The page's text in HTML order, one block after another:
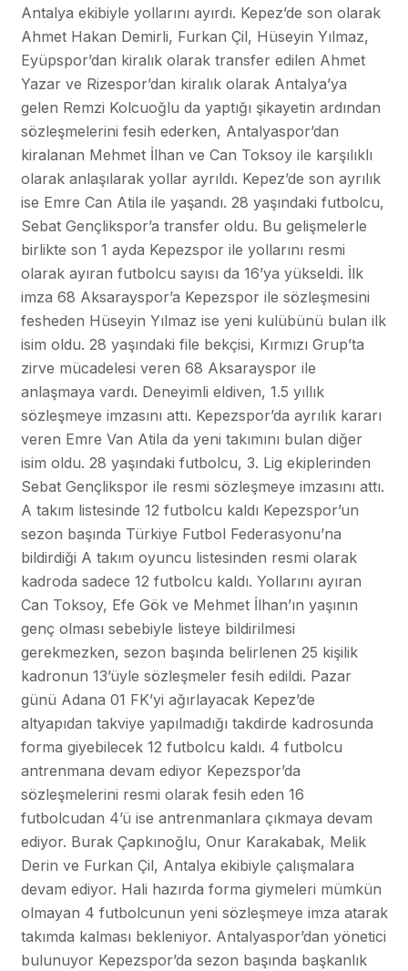
Antalya ekibiyle yollarını ayırdı. Kepez’de son olarak
Ahmet Hakan Demirli, Furkan Çil, Hüseyin Yılmaz,
Eyüpspor’dan kiralık olarak transfer edilen Ahmet
Yazar ve Rizespor’dan kiralık olarak Antalya’ya
gelen Remzi Kolcuoğlu da yaptığı şikayetin ardından
sözleşmelerini fesih ederken, Antalyaspor’dan
kiralanan Mehmet İlhan ve Can Toksoy ile karşılıklı
olarak anlaşılarak yollar ayrıldı. Kepez’de son ayrılık
ise Emre Can Atila ile yaşandı. 28 yaşındaki futbolcu,
Sebat Gençlikspor’a transfer oldu. Bu gelişmelerle
birlikte son 1 ayda Kepezspor ile yollarını resmi
olarak ayıran futbolcu sayısı da 16’ya yükseldi. İlk
imza 68 Aksarayspor’a Kepezspor ile sözleşmesini
fesheden Hüseyin Yılmaz ise yeni kulübünü bulan ilk
isim oldu. 28 yaşındaki file bekçisi, Kırmızı Grup’ta
zirve mücadelesi veren 68 Aksarayspor ile
anlaşmaya vardı. Deneyimli eldiven, 1.5 yıllık
sözleşmeye imzasını attı. Kepezspor’da ayrılık kararı
veren Emre Van Atila da yeni takımını bulan diğer
isim oldu. 28 yaşındaki futbolcu, 3. Lig ekiplerinden
Sebat Gençlikspor ile resmi sözleşmeye imzasını attı.
A takım listesinde 12 futbolcu kaldı Kepezspor’un
sezon başında Türkiye Futbol Federasyonu’na
bildirdiği A takım oyuncu listesinden resmi olarak
kadroda sadece 12 futbolcu kaldı. Yollarını ayıran
Can Toksoy, Efe Gök ve Mehmet İlhan’ın yaşının
genç olması sebebiyle listeye bildirilmesi
gerekmezken, sezon başında belirlenen 25 kişilik
kadronun 13’üyle sözleşmeler fesih edildi. Pazar
günü Adana 01 FK’yi ağırlayacak Kepez’de
altyapıdan takviye yapılmadığı takdirde kadrosunda
forma giyebilecek 12 futbolcu kaldı. 4 futbolcu
antrenmana devam ediyor Kepezspor’da
sözleşmelerini resmi olarak fesih eden 16
futbolcudan 4’ü ise antrenmanlara çıkmaya devam
ediyor. Burak Çapkınoğlu, Onur Karakabak, Melik
Derin ve Furkan Çil, Antalya ekibiyle çalışmalara
devam ediyor. Hali hazırda forma giymeleri mümkün
olmayan 4 futbolcunun yeni sözleşmeye imza atarak
takımda kalması bekleniyor. Antalyaspor’dan yönetici
bulunuyor Kepezspor’da sezon başında başkanlık